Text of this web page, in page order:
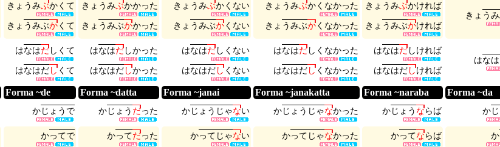
き ょ うみぶかく て
き ょ うみぶかく て
き ょ うみぶかかった
き ょ うみぶかかった
き ょ うみぶかく ない
き ょ うみぶかく ない
き ょ うみぶかく なかった
き ょ うみぶかく なかった
き ょ うみぶかければ
き ょ うみぶかければ
き ょ うみ
はなはだし く て
はなはだしく て
はなはだしかった
はなはだしかった
はなはだし く ない
はなはだしく ない
はなはだし く なかった
はなはだしく なかった
はなはだしければ
はなはだしければ
はなは
Forma ~de Forma ~datta Forma ~janai Forma ~janakatta Forma ~naraba Forma ~da
かじ ょ う で かじ ょ う だった かじ ょ う じ ゃない かじ ょ う じ ゃなかった かじ ょ う ならば かじ
かってで かってだった かって じ ゃない かって じ ゃなかった かってならば か